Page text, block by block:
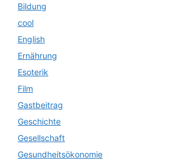
Bildung
cool
English
Ernährung
Esoterik
Film
Gastbeitrag
Geschichte
Gesellschaft
Gesundheitsökonomie